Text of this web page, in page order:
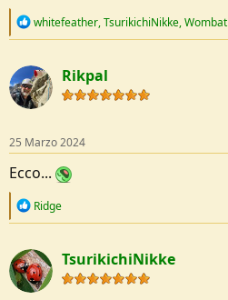
R
c
t
i
o
s
:
whitefeather,TsurikichiNikke,Wombat
Rikpal
25 Marzo 2024
Ecco...
R
c
t
i
o
Ridge
TsurikichiNikke